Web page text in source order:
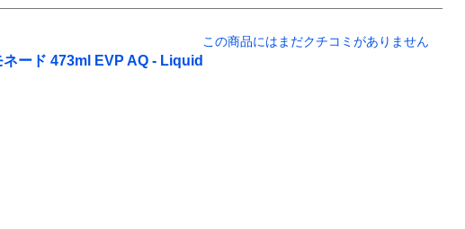
この商品にはまだクチコミがありません
ード 473ml EVP AQ - Liquid